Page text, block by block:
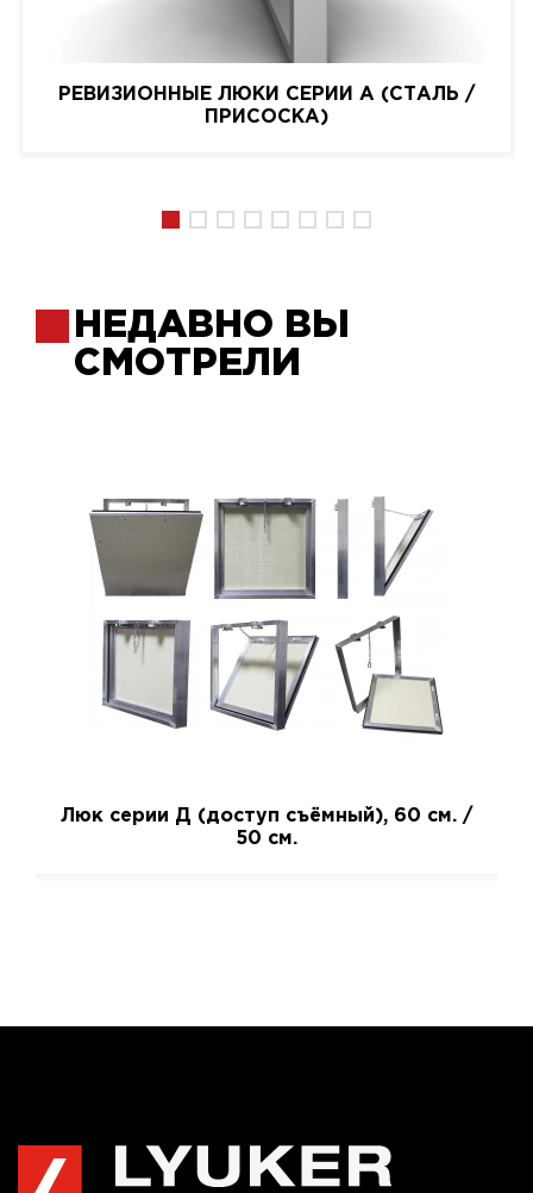
РЕВИЗИОННЫЕ ЛЮКИ СЕРИИ A (СТАЛЬ /
ПРИСОСКА)
НЕДАВНО ВЫ
СМОТРЕЛИ
Люк серии Д (доступ съёмный), 60 см. /
50 см.